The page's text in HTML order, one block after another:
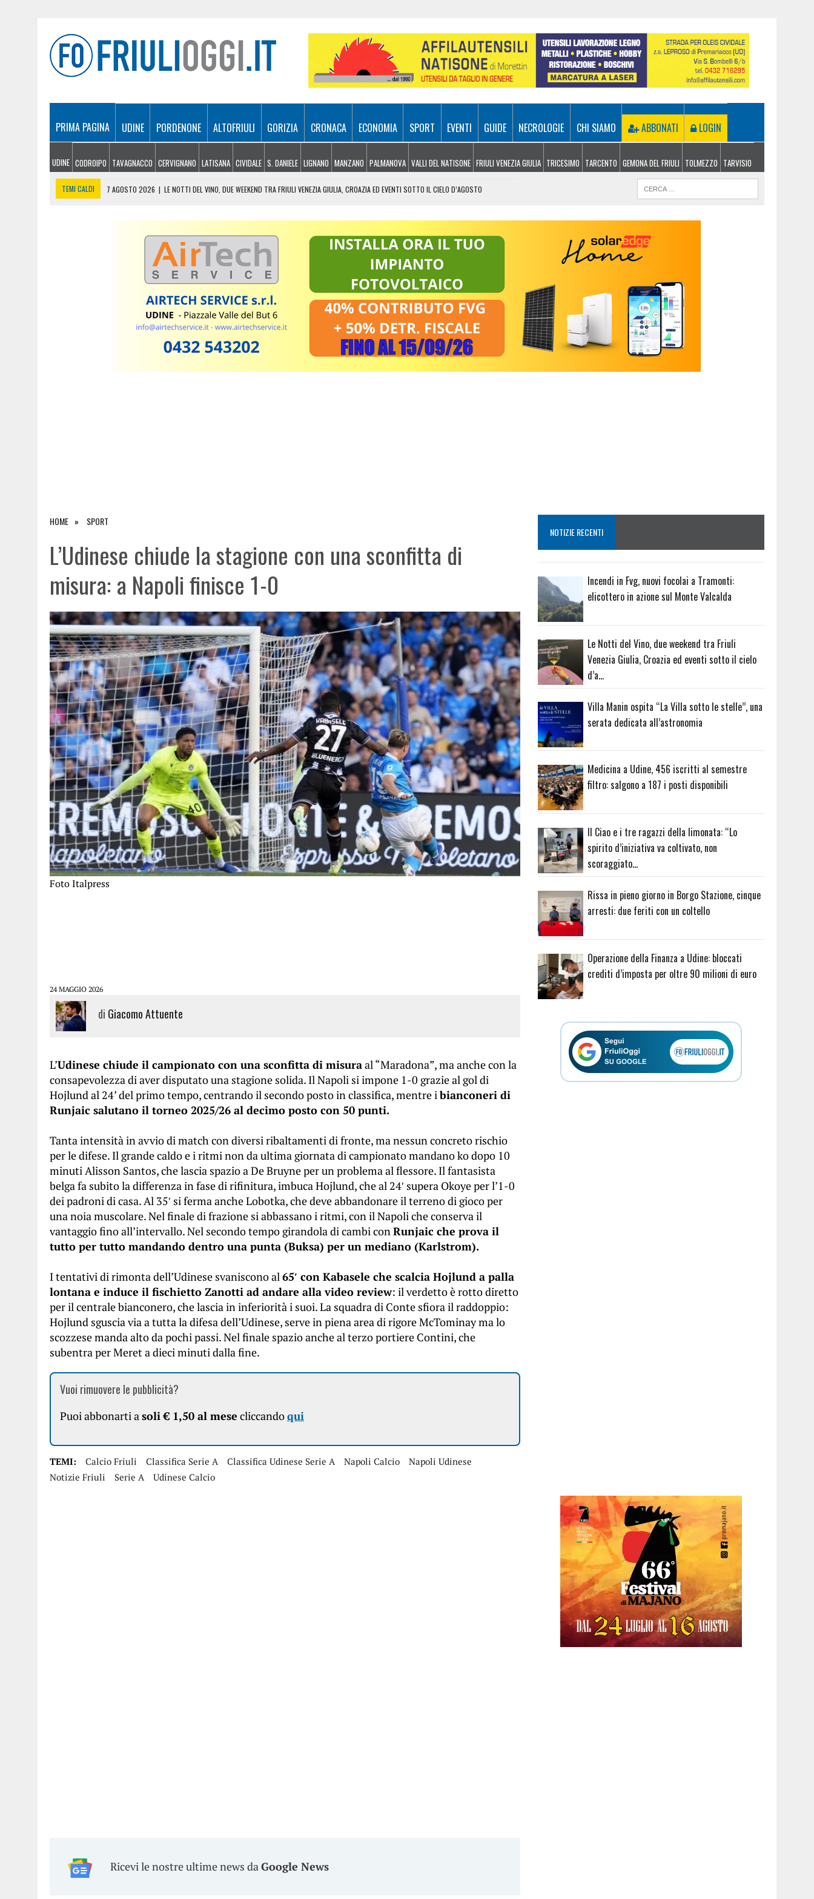
PRIMA PAGINA UDINE PORDENONE ALTOFRIULI GORIZIA CRONACA ECONOMIA SPORT EVENTI GUIDE NECROLOGIE CHI SIAMO ABBONATI LOGIN
UDINE CODROIPO TAVAGNACCO CERVIGNANO LATISANA CIVIDALE S. DANIELE LIGNANO MANZANO PALMANOVA VALLI DEL NATISONE FRIULI VENEZIA GIULIA TRICESIMO TARCENTO GEMONA DEL FRIULI TOLMEZZO TARVISIO
TEMI CALDI 7 AGOSTO 2026 | LE NOTTI DEL VINO, DUE WEEKEND TRA FRIULI VENEZIA GIULIA, CROAZIA ED EVENTI SOTTO IL CIELO D’AGOSTO
IL CIAO E I TRE RAGAZZI DELLA LIMONATA: “LO SPIRITO D’INIZIATIVA VA COLTIVATO, NON SCORAGGIATO”
INCENDI IN FVG, NUOVI FOCOLAI A TRAMONTI: ELICOTTERO IN AZIONE SUL MONTE VALCALDA
HOME SPORT
L’Udinese chiude la stagione con una sconfitta di
misura: a Napoli finisce 1-0
Foto Italpress
24 MAGGIO 2026
di Giacomo Attuente
L’Udinese chiude il campionato con una sconfitta di misuraal “Maradona”, ma anche con la
consapevolezza di aver disputato una stagione solida. Il Napoli si impone 1-0 grazie al gol di
Hojlund al 24’ del primo tempo, centrando il secondo posto in classifica, mentre ibianconeri di
Runjaic salutano il torneo 2025/26 al decimo posto con 50 punti.
Tanta intensità in avvio di match con diversi ribaltamenti di fronte, ma nessun concreto rischio
per le difese. Il grande caldo e i ritmi non da ultima giornata di campionato mandano ko dopo 10
minuti Alisson Santos, che lascia spazio a De Bruyne per un problema al flessore. Il fantasista
belga fa subito la differenza in fase di rifinitura, imbuca Hojlund, che al 24′ supera Okoye per l’1-0
dei padroni di casa. Al 35′ si ferma anche Lobotka, che deve abbandonare il terreno di gioco per
una noia muscolare. Nel finale di frazione si abbassano i ritmi, con il Napoli che conserva il
vantaggio fino all’intervallo. Nel secondo tempo girandola di cambi conRunjaic che prova il
tutto per tutto mandando dentro una punta (Buksa) per un mediano (Karlstrom).
I tentativi di rimonta dell’Udinese svaniscono al65′ con Kabasele che scalcia Hojlund a palla
lontana e induce il fischietto Zanotti ad andare alla video review: il verdetto è rotto diretto
per il centrale bianconero, che lascia in inferiorità i suoi. La squadra di Conte sfiora il raddoppio:
Hojlund sguscia via a tutta la difesa dell’Udinese, serve in piena area di rigore McTominay ma lo
scozzese manda alto da pochi passi. Nel finale spazio anche al terzo portiere Contini, che
subentra per Meret a dieci minuti dalla fine.
Vuoi rimuovere le pubblicità?
Puoi abbonarti asoli € 1,50 al mese cliccandoqui
TEMI: Calcio Friuli Classifica Serie A Classifica Udinese Serie A Napoli Calcio
Napoli Udinese
Notizie Friuli
Serie A Udinese Calcio
Ricevi le nostre ultime news daGoogle News
NOTIZIE RECENTI
Incendi in Fvg, nuovi focolai a Tramonti:
elicottero in azione sul Monte Valcalda
Le Notti del Vino, due weekend tra Friuli
Venezia Giulia, Croazia ed eventi sotto il cielo
d’a…
Villa Manin ospita “La Villa sotto le stelle”, una
serata dedicata all’astronomia
Medicina a Udine, 456 iscritti al semestre
filtro: salgono a 187 i posti disponibili
Il Ciao e i tre ragazzi della limonata: “Lo
spirito d’iniziativa va coltivato, non
scoraggiato…
Rissa in pieno giorno in Borgo Stazione, cinque
arresti: due feriti con un coltello
Operazione della Finanza a Udine: bloccati
crediti d’imposta per oltre 90 milioni di euro